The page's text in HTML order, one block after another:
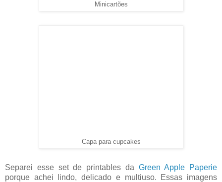
Minicartões
Capa para cupcakes
Separei esse set de printables da Green Apple Paperie
porque achei lindo, delicado e multiuso. Essas imagens